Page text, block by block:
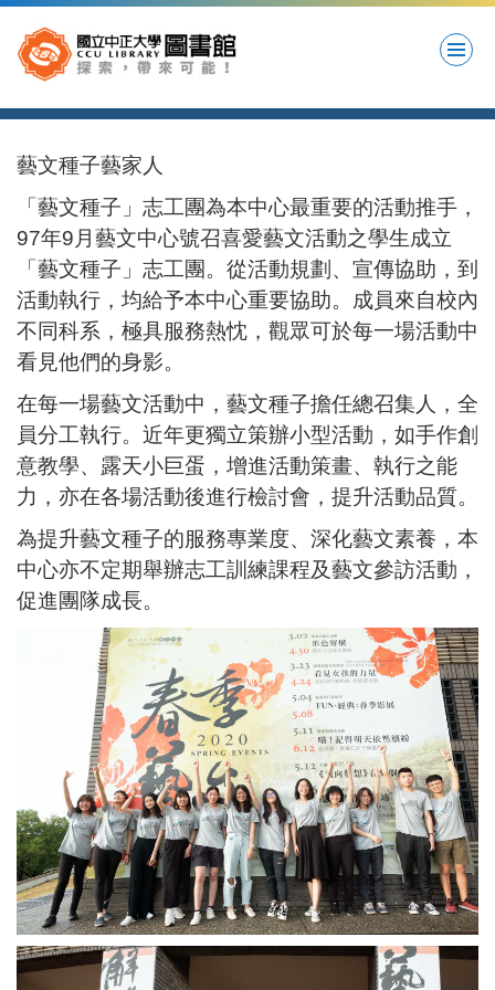
to
the
main
content
藝文種子藝家人
「藝文種子」志工團為本中心最重要的活動推手，
97年9月藝文中心號召喜愛藝文活動之學生成立
「藝文種子」志工團。從活動規劃、宣傳協助，到
活動執行，均給予本中心重要協助。成員來自校內
不同科系，極具服務熱忱，觀眾可於每一場活動中
看見他們的身影。
在每一場藝文活動中，藝文種子擔任總召集人，全
員分工執行。近年更獨立策辦小型活動，如手作創
意教學、露天小巨蛋，增進活動策畫、執行之能
力，亦在各場活動後進行檢討會，提升活動品質。
為提升藝文種子的服務專業度、深化藝文素養，本
中心亦不定期舉辦志工訓練課程及藝文參訪活動，
促進團隊成長。